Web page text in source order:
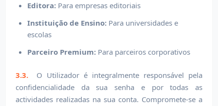
Editora: Para empresas editoriais
Instituição de Ensino: Para universidades e
escolas
Parceiro Premium: Para parceiros corporativos
3.3.
O Utilizador é integralmente responsável pela
confidencialidade da sua senha e por todas as
actividades realizadas na sua conta. Compromete-se a